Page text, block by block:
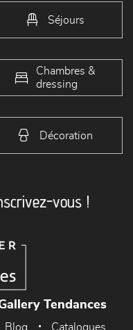
Séjours
Chambres &
dressing
Décoration
vous !
Tendances
Blog Catalogues